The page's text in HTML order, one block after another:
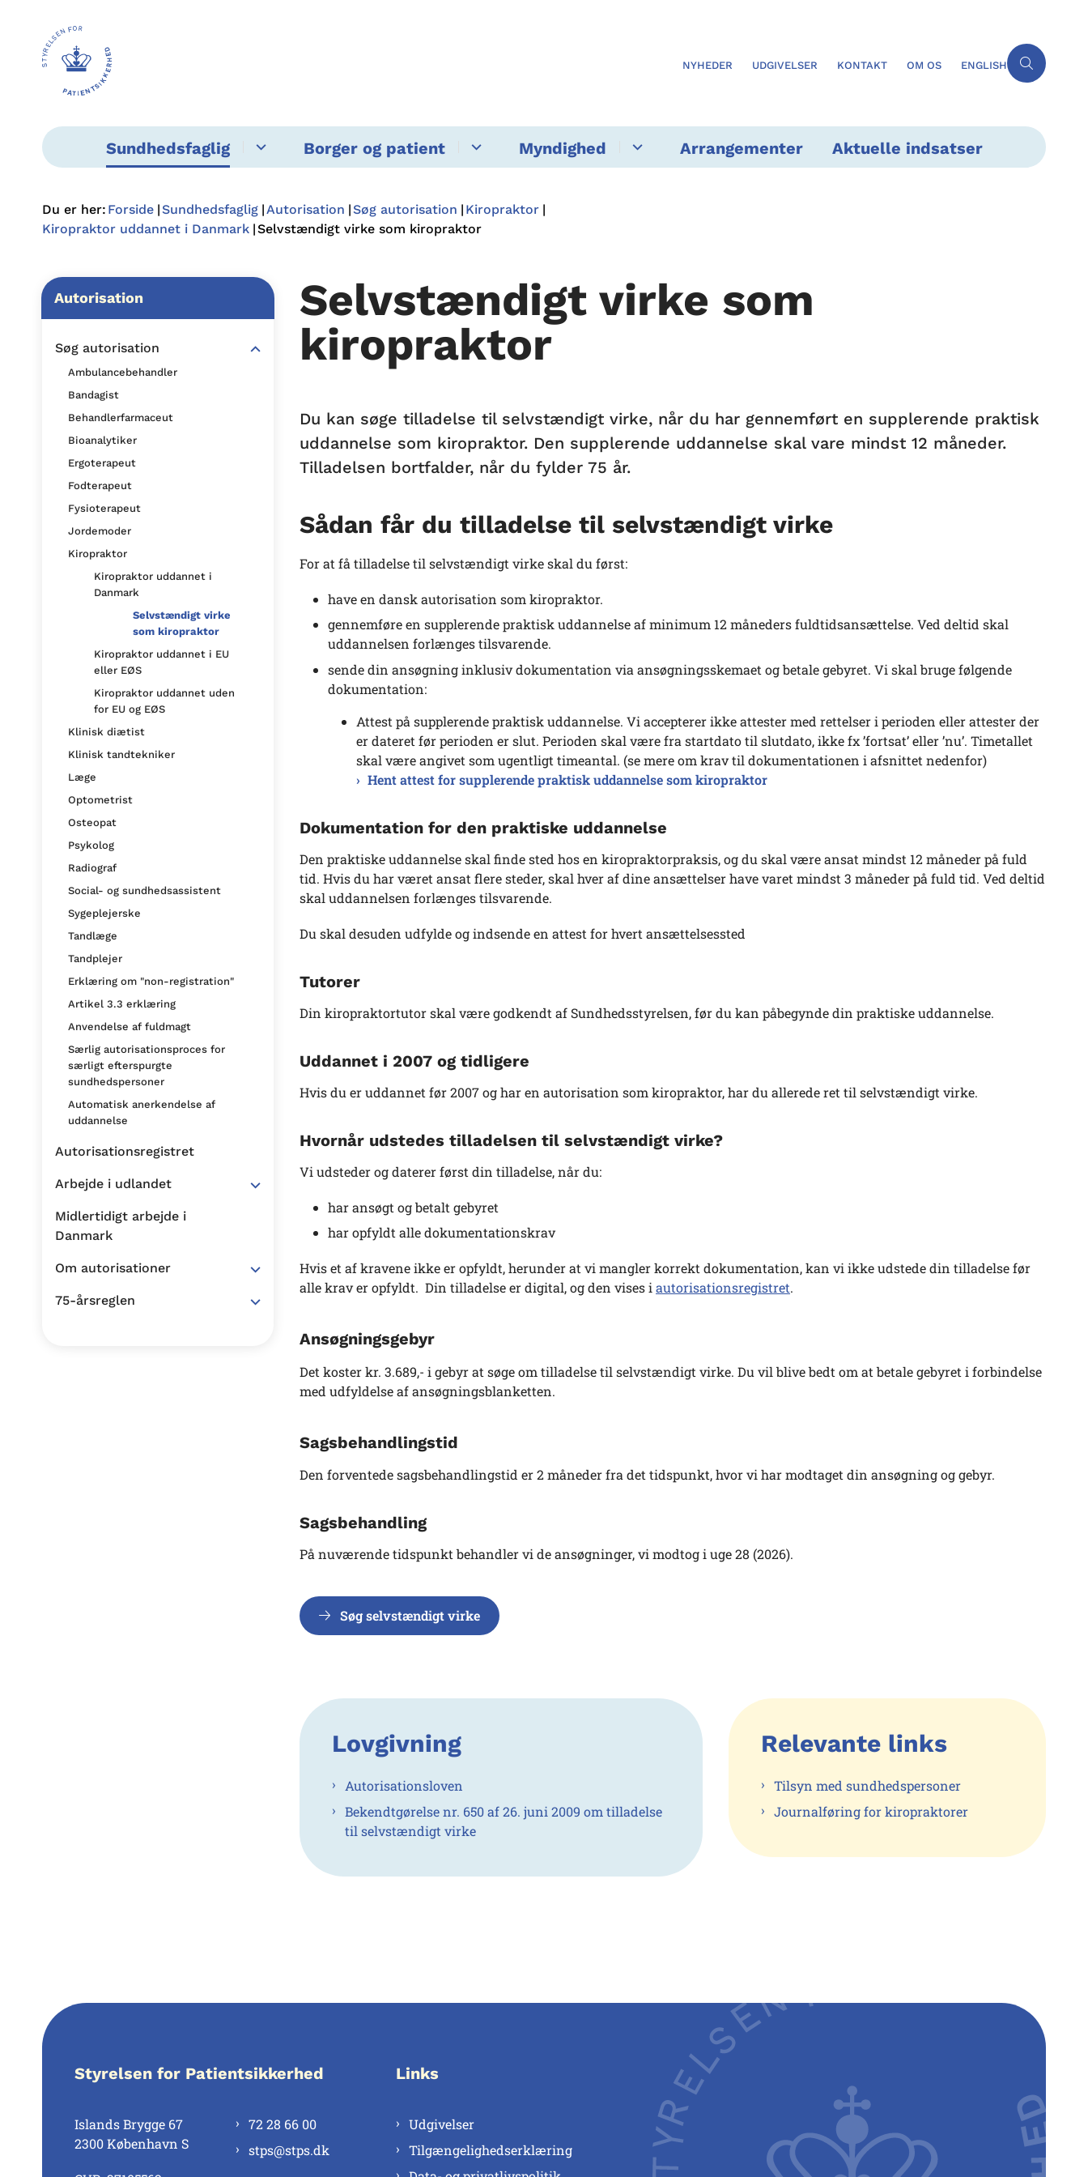
NYHEDER UDGIVELSER KONTAKT OM OS ENGLISH
Sundhedsfaglig Borger og patient Myndighed Arrangementer Aktuelle indsatser
Du er her: Forside Sundhedsfaglig Autorisation Søg autorisation
Kiropraktor
Kiropraktor uddannet i Danmark Selvstændigt virke som kiropraktor
Autorisation
Søg autorisation
Ambulancebehandler
Bandagist
Behandlerfarmaceut
Bioanalytiker
Ergoterapeut
Fodterapeut
Fysioterapeut
Jordemoder
Kiropraktor
Kiropraktor uddannet i
Danmark
Selvstændigt virke
som kiropraktor
Kiropraktor uddannet i EU
eller EØS
Kiropraktor uddannet uden
for EU og EØS
Klinisk diætist
Klinisk tandtekniker
Læge
Optometrist
Osteopat
Psykolog
Radiograf
Social- og sundhedsassistent
Sygeplejerske
Tandlæge
Tandplejer
Erklæring om "non-registration"
Artikel 3.3 erklæring
Anvendelse af fuldmagt
Særlig autorisationsproces for
særligt efterspurgte
sundhedspersoner
Automatisk anerkendelse af
uddannelse
Autorisationsregistret
Arbejde i udlandet
Midlertidigt arbejde i
Danmark
Om autorisationer
75-årsreglen
Selvstændigt virke som
kiropraktor
Du kan søge tilladelse til selvstændigt virke, når du har gennemført en supplerende praktisk
uddannelse som kiropraktor. Den supplerende uddannelse skal vare mindst 12 måneder.
Tilladelsen bortfalder, når du fylder 75 år.
Sådan får du tilladelse til selvstændigt virke
For at få tilladelse til selvstændigt virke skal du først:
have en dansk autorisation som kiropraktor.
gennemføre en supplerende praktisk uddannelse af minimum 12 måneders fuldtidsansættelse. Ved deltid skal
uddannelsen forlænges tilsvarende.
sende din ansøgning inklusiv dokumentation via ansøgningsskemaet og betale gebyret. Vi skal bruge følgende
dokumentation:
Attest på supplerende praktisk uddannelse. Vi accepterer ikke attester med rettelser i perioden eller attester der
er dateret før perioden er slut. Perioden skal være fra startdato til slutdato, ikke fx ’fortsat’ eller ’nu’. Timetallet
skal være angivet som ugentligt timeantal. (se mere om krav til dokumentationen i afsnittet nedenfor)
Hent attest for supplerende praktisk uddannelse som kiropraktor
Dokumentation for den praktiske uddannelse
Den praktiske uddannelse skal finde sted hos en kiropraktorpraksis, og du skal være ansat mindst 12 måneder på fuld
tid. Hvis du har været ansat flere steder, skal hver af dine ansættelser have varet mindst 3 måneder på fuld tid. Ved deltid
skal uddannelsen forlænges tilsvarende.
Du skal desuden udfylde og indsende en attest for hvert ansættelsessted
Tutorer
Din kiropraktortutor skal være godkendt af Sundhedsstyrelsen, før du kan påbegynde din praktiske uddannelse.
Uddannet i 2007 og tidligere
Hvis du er uddannet før 2007 og har en autorisation som kiropraktor, har du allerede ret til selvstændigt virke.
Hvornår udstedes tilladelsen til selvstændigt virke?
Vi udsteder og daterer først din tilladelse, når du:
har ansøgt og betalt gebyret
har opfyldt alle dokumentationskrav
Hvis et af kravene ikke er opfyldt, herunder at vi mangler korrekt dokumentation, kan vi ikke udstede din tilladelse før
alle krav er opfyldt. Din tilladelse er digital, og den vises iautorisationsregistret.
Ansøgningsgebyr
Det koster kr. 3.689,- i gebyr at søge om tilladelse til selvstændigt virke. Du vil blive bedt om at betale gebyret i forbindelse
med udfyldelse af ansøgningsblanketten.
Sagsbehandlingstid
Den forventede sagsbehandlingstid er 2 måneder fra det tidspunkt, hvor vi har modtaget din ansøgning og gebyr.
Sagsbehandling
På nuværende tidspunkt behandler vi de ansøgninger, vi modtog i uge 28 (2026).
Søg selvstændigt virke
Lovgivning
Autorisationsloven
Bekendtgørelse nr. 650 af 26. juni 2009 om tilladelse
til selvstændigt virke
Relevante links
Tilsyn med sundhedspersoner
Journalføring for kiropraktorer
Styrelsen for Patientsikkerhed
Islands Brygge 67
2300 København S
72 28 66 00
stps@stps.dk
Links
Udgivelser
Tilgængelighedserklæring